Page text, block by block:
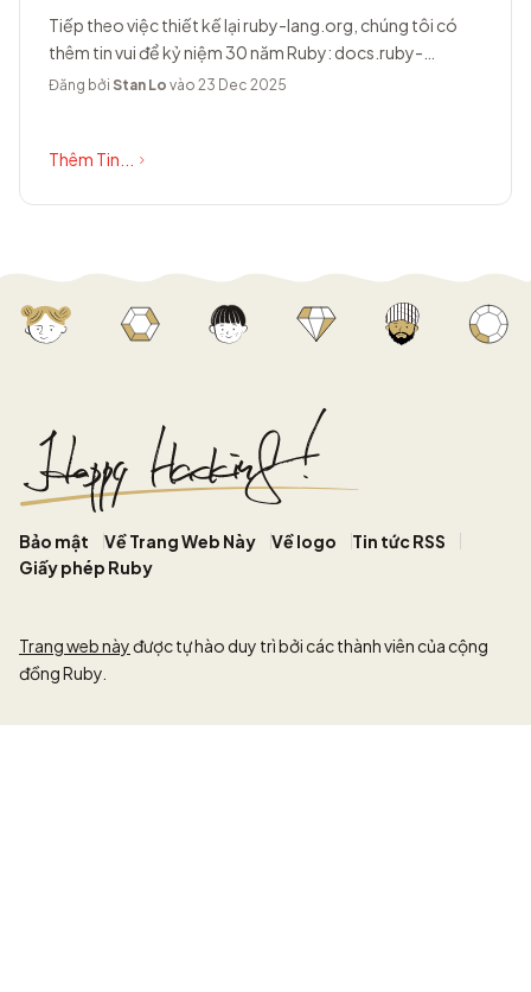
Tiếp theo việc thiết kế lại ruby-lang.org, chúng tôi có
thêm tin vui để kỷ niệm 30 năm Ruby: docs.ruby-
lang.org có diện mạo hoàn toàn...
Đăng bởi Stan Lo vào 23 Dec 2025
Thêm Tin...
Bảo mật Về Trang Web Này Về logo
Tin tức RSS
Giấy phép Ruby
Trang web nàyđược tự hào duy trì bởi các thành viên của cộng
đồng Ruby.